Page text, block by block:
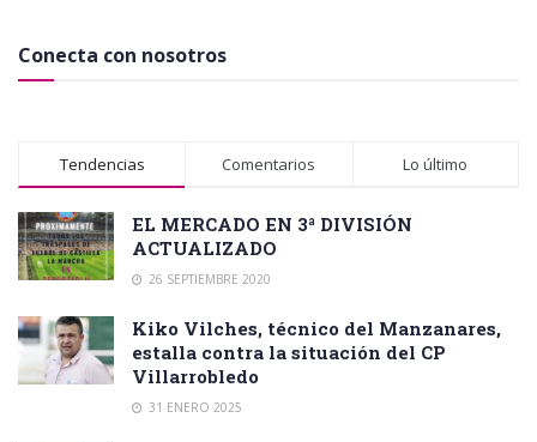
Conecta con nosotros
Tendencias Comentarios Lo último
EL MERCADO EN 3ª DIVISIÓN
ACTUALIZADO
26 SEPTIEMBRE 2020
Kiko Vilches, técnico del Manzanares,
estalla contra la situación del CP
Villarrobledo
31 ENERO 2025